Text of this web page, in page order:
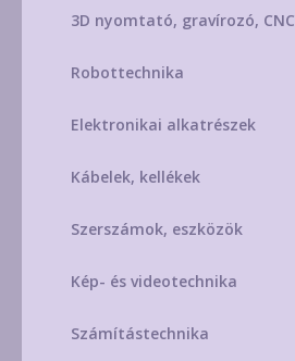
3D nyomtató, gravírozó, CNC
Robottechnika
Elektronikai alkatrészek
Kábelek, kellékek
Szerszámok, eszközök
Kép- és videotechnika
Számítástechnika